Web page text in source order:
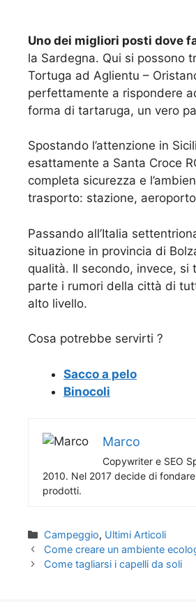
Uno dei migliori posti dove
la Sardegna. Qui si possono
Tortuga ad Aglientu –
perfettamente a rispondere
forma di tartaruga, un vero
Spostando l’attenzione in
esattamente a Santa Croce
completa sicurezza e
trasporto: stazione,
Passando all’Italia
situazione in provincia di
qualità. Il secondo, invece, si
parte i rumori della città di
alto livello.
Cosa potrebbe servirti ?
Sacco a pelo
Binocoli
Marco
Copywriter e SEO
2010. Nel 2017 decide di
prodotti.
Categorie
Campeggio, Ultimi Articoli
Come creare un ambiente
Come tagliarsi i capelli da soli